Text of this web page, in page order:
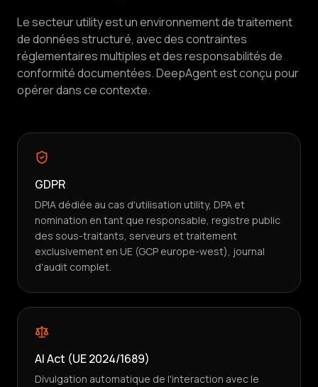
Le secteur utility est un environnement de traitement
de données structuré, avec des contraintes
réglementaires multiples et des responsabilités de
conformité documentées. DeepAgent est conçu pour
opérer dans ce contexte.
GDPR
DPIA dédiée au cas d'utilisation utility, DPA et
nomination en tant que responsable, registre public
des sous-traitants, serveurs et traitement
exclusivement en UE (GCP europe-west), journal
d'audit complet.
AI Act (UE 2024/1689)
Divulgation automatique de l'interaction avec le